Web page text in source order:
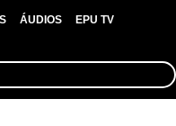
ÁUDIOS
EPU TV